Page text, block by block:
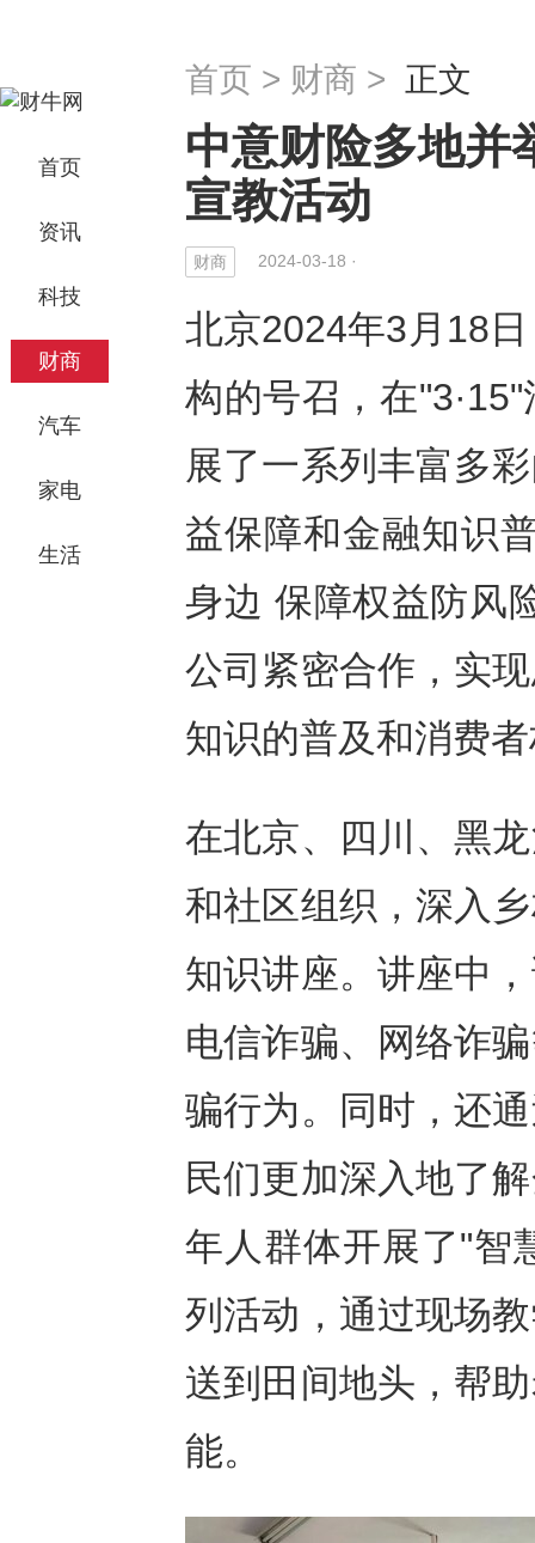
首页
资讯
科技
财商
汽车
家电
生活
首页 > 财商 > 正文
中意财险多地并
宣教活动
财商 2024-03-18 ·
北京2024年3月18
构的号召，在
展了一系列丰富多
益保障和金融知识
身边 保障权益防风
公司紧密合作，实
知识的普及和消费
在北京、四川、黑
和社区组织，深入
知识讲座。讲座中
电信诈骗、网络诈
骗行为。同时，还
民们更加深入地了
年人群体开展了"智
列活动，通过现场
送到田间地头，帮
能。